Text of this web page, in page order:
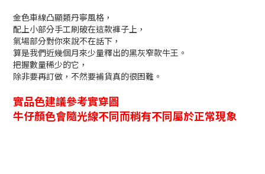
金色車線凸顯類丹寧風格，
配上小部分手工刷破在這款褲子上，
氣場部分對你來說不在話下，
算是我們近幾個月來少量釋出的黑灰窄款牛王。
把握數量稀少的它，
除非要再訂做，不然要補貨真的很困難。
實品色建議參考實穿圖
牛仔顏色會隨光線不同而稍有不同屬於正常現象